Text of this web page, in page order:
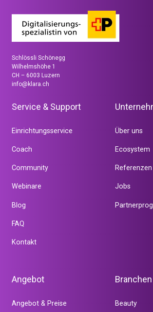
Schlössli Schönegg
Wilhelmshöhe 1
CH – 6003 Luzern
info@klara.ch
Service & Support
Einrichtungsservice
Coach
Community
Webinare
Blog
FAQ
Kontakt
Über uns
Ecosystem
Referenzen
Jobs
Angebot
Angebot & Preise Beauty